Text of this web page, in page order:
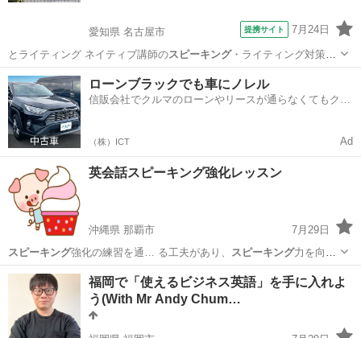
愛知県 名古屋市 提携サイト 7月24日
とライティング ネイティブ講師のスピーキング・ライティング対策を
セットで学べる…
愛知 名古屋市 英検
ローンブラックでも車にノレル
信販会社でクルマのローンやリースが通らなくてもクル
（株）ICT Ad
英会話スピーキング強化レッスン
沖縄県 那覇市
7月29日
スピーキング強化の練習を通… る工夫があり、 スピーキング力を向上
させま…
沖縄 那覇市 英会話 スピーキング
福岡で「使えるビジネス英語」を手に入れよ
う(With Mr Andy Chum…